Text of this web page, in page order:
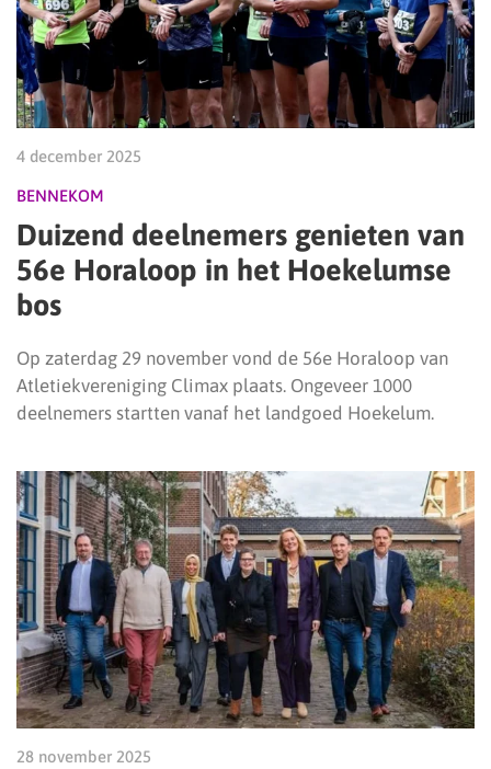
4 december 2025
BENNEKOM
Duizend deelnemers genieten van
56e Horaloop in het Hoekelumse
bos
Op zaterdag 29 november vond de 56e Horaloop van
Atletiekvereniging Climax plaats. Ongeveer 1000
deelnemers startten vanaf het landgoed Hoekelum.
28 november 2025